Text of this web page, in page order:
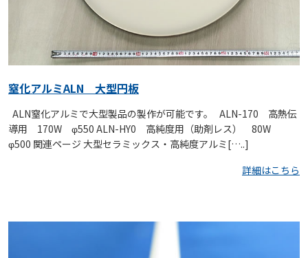
窒化アルミALN 大型円板
ALN窒化アルミで大型製品の製作が可能です。 ALN-170 高熱伝
導用 170W φ550 ALN-HY0 高純度用（助剤レス） 80W
φ500 関連ページ 大型セラミックス・高純度アルミ[…..]
詳細はこちら